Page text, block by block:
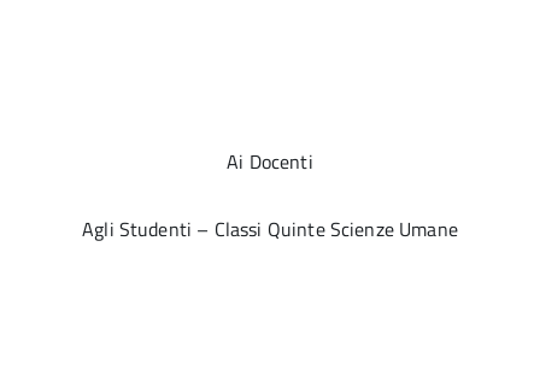
Ai Docenti
Agli Studenti – Classi Quinte Scienze Umane